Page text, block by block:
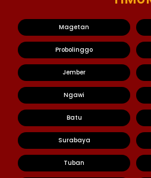
Magetan
Probolinggo
Jember
Ngawi
Batu
Surabaya
Tuban